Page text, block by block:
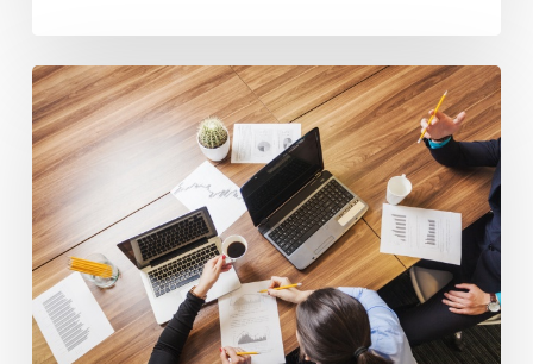
Perlunya
Bahasa
Inggris
untuk
Profesional
Menghadapi
Tantangan
Era
Industri